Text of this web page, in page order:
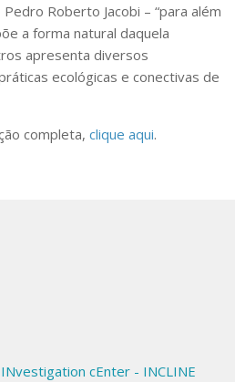
Roberto Jacobi – “para além
a forma natural daquela
apresenta diversos
ecológicas e conectivas de
completa, clique aqui.
cEnter - INCLINE